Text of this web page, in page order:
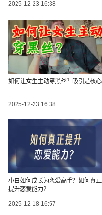
2025-12-23 16:38
如何让女生主动穿黑丝？吸引是核心
2025-12-23 16:38
小白如何成长为恋爱高手？如何真正
提升恋爱能力？
2025-12-18 16:57